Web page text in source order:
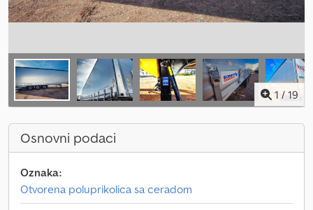
1 / 19
Osnovni podaci
Oznaka:
Otvorena poluprikolica sa ceradom